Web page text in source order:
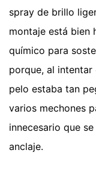
spray de brillo
montaje está bien
químico para
porque, al
pelo estaba tan
varios mechones
innecesario que
anclaje.